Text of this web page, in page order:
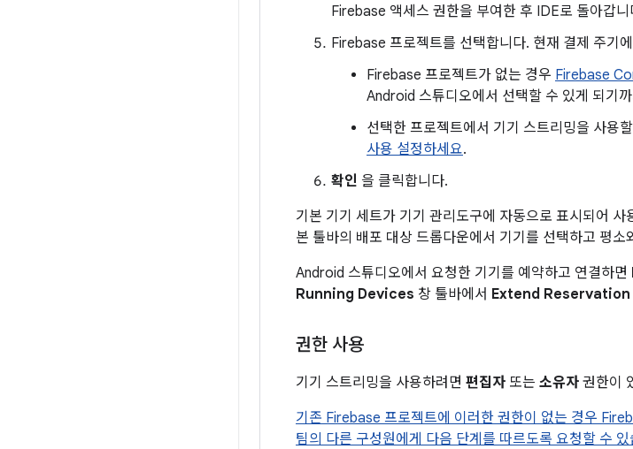
Firebase 액세스 권한을 부여한 후 IDE로 돌아갑니
Firebase 프로젝트를 선택합니다. 현재 결제 주기
Firebase 프로젝트가 없는 경우 Firebase
Android 스튜디오에서 선택할 수 있게 되기
선택한 프로젝트에서 기기 스트리밍을 사용
사용 설정하세요.
확인 을 클릭합니다.
기본 기기 세트가 기기 관리도구에 자동으로 표시되어
본 툴바의 배포 대상 드롭다운에서 기기를 선택하고 평
Android 스튜디오에서 요청한 기기를 예약하고 연결하면
Running Devices 창 툴바에서 Extend Reservation
권한 사용
기기 스트리밍을 사용하려면 편집자 또는 소유자 권한이
기존 Firebase 프로젝트에 이러한 권한이 없는 경우
팀의 다른 구성원에게 다음 단계를 따르도록 요청할 수 있